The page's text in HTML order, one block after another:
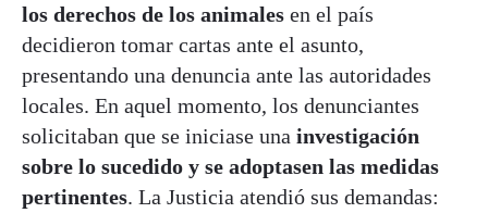
los derechos de los animales en el país
decidieron tomar cartas ante el asunto,
presentando una denuncia ante las autoridades
locales. En aquel momento, los denunciantes
solicitaban que se iniciase una investigación
sobre lo sucedido y se adoptasen las medidas
pertinentes. La Justicia atendió sus demandas: